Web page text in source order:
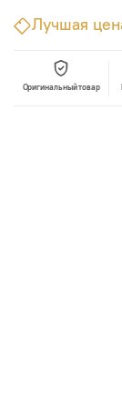
Лучшая
Оригинальный товар